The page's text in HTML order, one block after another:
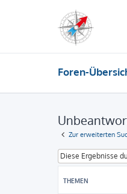
Foren-
Zur erweiterten
THEMEN